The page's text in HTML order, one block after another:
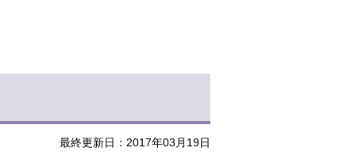
最終更新日：2017年03月19日